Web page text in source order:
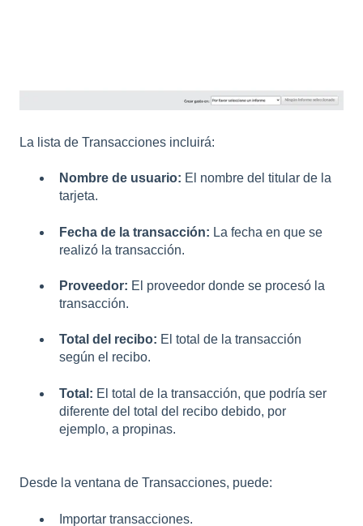
La lista de Transacciones incluirá:
Nombre de usuario: El nombre del titular de la
tarjeta.
Fecha de la transacción: La fecha en que se
realizó la transacción.
Proveedor: El proveedor donde se procesó la
transacción.
Total del recibo: El total de la transacción
según el recibo.
Total: El total de la transacción, que podría ser
diferente del total del recibo debido, por
ejemplo, a propinas.
Desde la ventana de Transacciones, puede:
Importar transacciones.